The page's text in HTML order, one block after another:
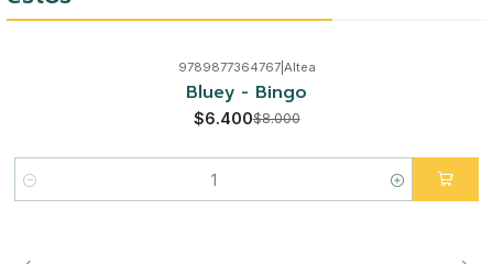
9789877364767| Altea
Bluey - Bingo
$6.400$8.000
Cantidad